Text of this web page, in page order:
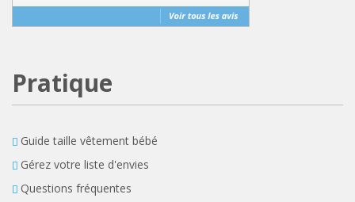
Pratique
Guide taille vêtement bébé
Gérez votre liste d'envies
Questions fréquentes